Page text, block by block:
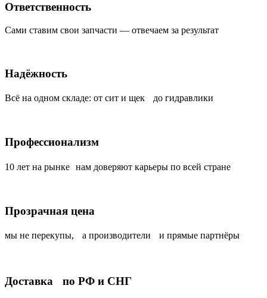
Ответственность
Сами ставим свои запчасти — отвечаем за результат
Надёжность
Всё на одном складе: от сит и щек до гидравлики
Профессионализм
10 лет на рынке нам доверяют карьеры по всей стране
Прозрачная цена
мы не перекупы, а производители и прямые партнёры
Доставка по РФ и СНГ